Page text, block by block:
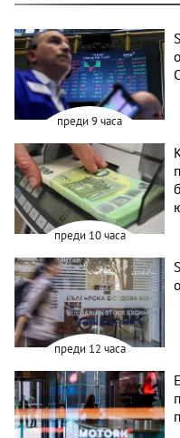
преди 9 часа
преди 10 часа
преди 12 часа